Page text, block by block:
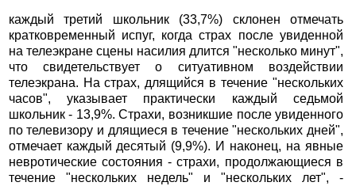
каждый третий школьник (33,7%) склонен отмечать
кратковременный испуг, когда страх после увиденной
на телеэкране сцены насилия длится "несколько минут",
что свидетельствует о ситуативном воздействии
телеэкрана. На страх, длящийся в течение "нескольких
часов", указывает практически каждый седьмой
школьник - 13,9%. Страхи, возникшие после увиденного
по телевизору и длящиеся в течение "нескольких дней",
отмечает каждый десятый (9,9%). И наконец, на явные
невротические состояния - страхи, продолжающиеся в
течение "нескольких недель" и "нескольких лет", -